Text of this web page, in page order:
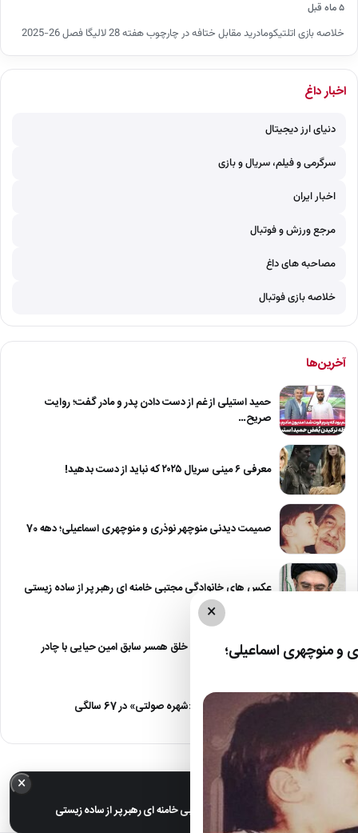
۵ ماه قبل
خلاصه بازی اتلتیکومادرید مقابل ختافه در چارچوب هفته 28 لالیگا فصل 26-2025
اخبار داغ
دنیای ارز دیجیتال
سرگرمی و فیلم، سریال و بازی
اخبار ایران
مرجع ورزش و فوتبال
مصاحبه های داغ
خلاصه بازی فوتبال
آخرین‌ها
حمید استیلی از غم از دست دادن پدر و مادر گفت؛ روایت
صریح…
معرفی ۶ مینی سریال ۲۰۲۵ که نباید از دست بدهید!
صمیمت دیدنی منوچهر نوذری و منوچهری اسماعیلی؛ دهه 70
عکس های خانوادگی مجتبی خامنه ای رهبر پر از ساده زیستی
عکس| نیلوفر خوش خلق همسر سابق امین حیایی با چادر
عکس| تغییر چهره «شهره صولتی» در 67 سالگی
×
منوچهری اسماعیلی؛
× خبر مهم
عکس های خانوادگی مجتبی خامنه ای رهبر پر از ساده زیستی